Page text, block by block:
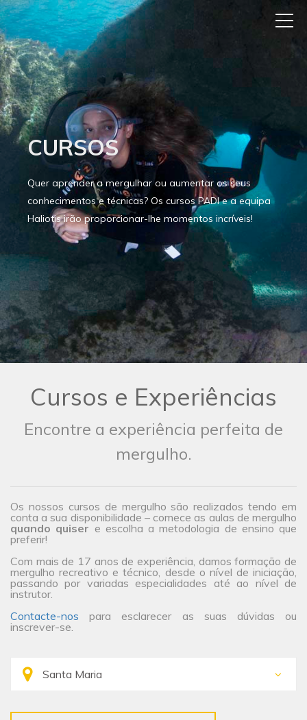
CURSOS
Quer aprender a mergulhar ou aumentar os seus
conhecimentos e técnicas? Os cursos PADI e a equipa
Haliotis irão proporcionar-lhe momentos incríveis!
Cursos e Experiências
Encontre a experiência perfeita de
mergulho.
Os nossos cursos de mergulho são realizados tendo em
conta a sua disponibilidade – comece as aulas de mergulho
quando quiser e escolha a metodologia de ensino que
preferir!
Com mais de 17 anos de experiência, damos formação de
mergulho recreativo e técnico, desde o nível de iniciação,
passando por variadas especialidades até ao nível de
instrutor.
Contacte-nos para esclarecer as suas dúvidas ou
inscrever-se.